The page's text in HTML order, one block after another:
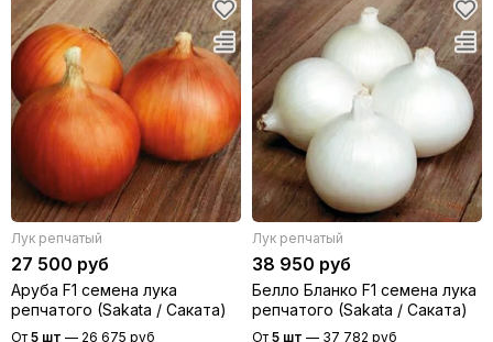
Лук репчатый
27 500 руб
Аруба F1 семена лука
репчатого (Sakata / Саката)
От 5 шт — 26 675 руб
Лук репчатый
38 950 руб
Белло Бланко F1 семена лука
репчатого (Sakata / Саката)
От 5 шт — 37 782 руб